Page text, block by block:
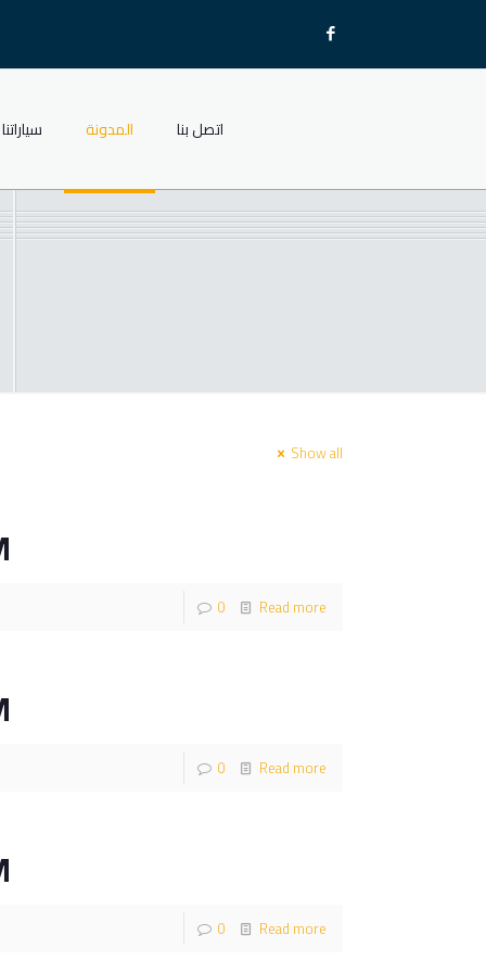
سياراتنا المدونة اتصل بنا
Show all
0 Read more
0 Read more
0 Read more